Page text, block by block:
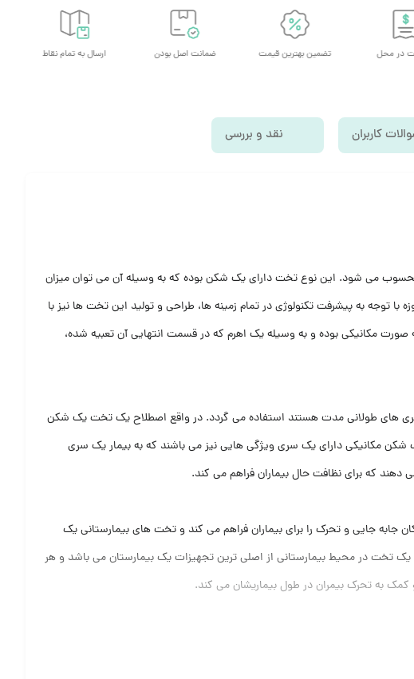
در محل تضمین بهترین قیمت ضمانت اصل بودن ارسال به تمام نقاط
کاربران نقد و بررسی
می شود. این نوع تخت دارای یک شکن بوده که به وسیله آن می توان میزان
توجه به پیشرفت تکنولوژی در تمام زمینه ها، طراحی و تولید این تخت ها نیز با
مکانیکی بوده و به وسیله یک اهرم که در قسمت انتهایی آن تعبیه شده،
های طولانی مدت هستند استفاده می گردد. در واقع اصطلاح یک تخت یک شکن
شکن مکانیکی دارای یک سری ویژگی هایی نیز می باشند که به بیمار یک سری
جابه جایی و تحرک را برای بیماران فراهم می کند و تخت های بیمارستانی یک
تخت در محیط بیمارستانی از اصلی ترین تجهیزات یک بیمارستان می باشد و هر
به تحرک بیمران در طول بیماریشان می کند.
مانند کلینیک های توان بخشی و هم چنین در خانه سالمندان برای رفاه حال